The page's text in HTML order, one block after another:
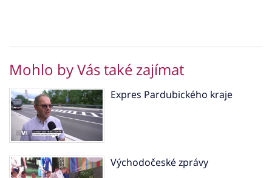
Mohlo by Vás také zajímat
Expres Pardubického kraje
Východočeské zprávy